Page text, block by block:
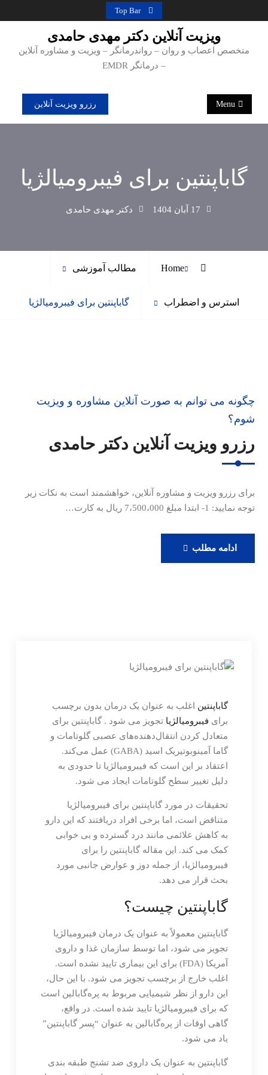
to
Top Bar
ویزیت آنلاین دکتر مهدی حامدی
متخصص اعصاب و روان – رواندرمانگر – ویزیت و مشاوره آنلاین
– درمانگر EMDR
Menu رزرو ویزیت آنلاین
گاباپنتین برای فیبرومیالژیا
17 آبان 1404 دکتر مهدی حامدی
Home مطالب آموزشی
استرس و اضطراب گاباپنتین برای فیبرومیالژیا
چگونه می توانم به صورت آنلاین مشاوره و ویزیت
شوم؟
رزرو ویزیت آنلاین دکتر حامدی
برای رزرو ویزیت و مشاوره آنلاین، خواهشمند است به نکات زیر
توجه نمایید: 1- ابتدا مبلغ 7،500،000 ریال به کارت…
ادامه مطلبرزرو
ویزیت
گاباپنتین اغلب به عنوان یک درمان بدون برچسب
برای فیبرومیالژیا تجویز می شود . گاباپنتین برای
متعادل کردن انتقال‌دهنده‌های عصبی گلوتامات و
گاما آمینوبوتیریک اسید (GABA) عمل می‌کند.
اعتقاد بر این است که فیبرومیالژیا تا حدودی به
دلیل تغییر سطح گلوتامات ایجاد می شود.
تحقیقات در مورد گاباپنتین برای فیبرومیالژیا
متناقض است، اما برخی افراد دریافتند که این دارو
به کاهش علائمی مانند درد گسترده و بی خوابی
کمک می کند. این مقاله گاباپنتین را برای
فیبرومیالژیا، از جمله دوز و عوارض جانبی مورد
بحث قرار می دهد.
گاباپنتین چیست؟
گاباپنتین معمولاً به عنوان یک درمان فیبرومیالژیا
تجویز می شود، اما توسط سازمان غذا و داروی
آمریکا (FDA) برای این بیماری تایید نشده است.
اغلب خارج از برچسب تجویز می شود. با این حال،
این دارو از نظر شیمیایی مربوط به پره‌گابالین است
که برای فیبرومیالژیا تایید شده است. در واقع،
گاهی اوقات از پره‌گابالین به عنوان “پسر گاباپنتین”
یاد می شود.
گاباپنتین به عنوان یک داروی ضد تشنج طبقه بندی